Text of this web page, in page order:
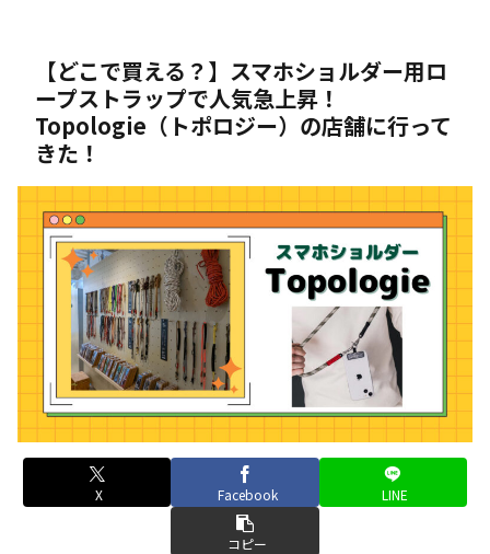
【どこで買える？】スマホショルダー用ロ
ープストラップで人気急上昇！
Topologie（トポロジー）の店舗に行って
きた！
X Facebook LINE
コピー